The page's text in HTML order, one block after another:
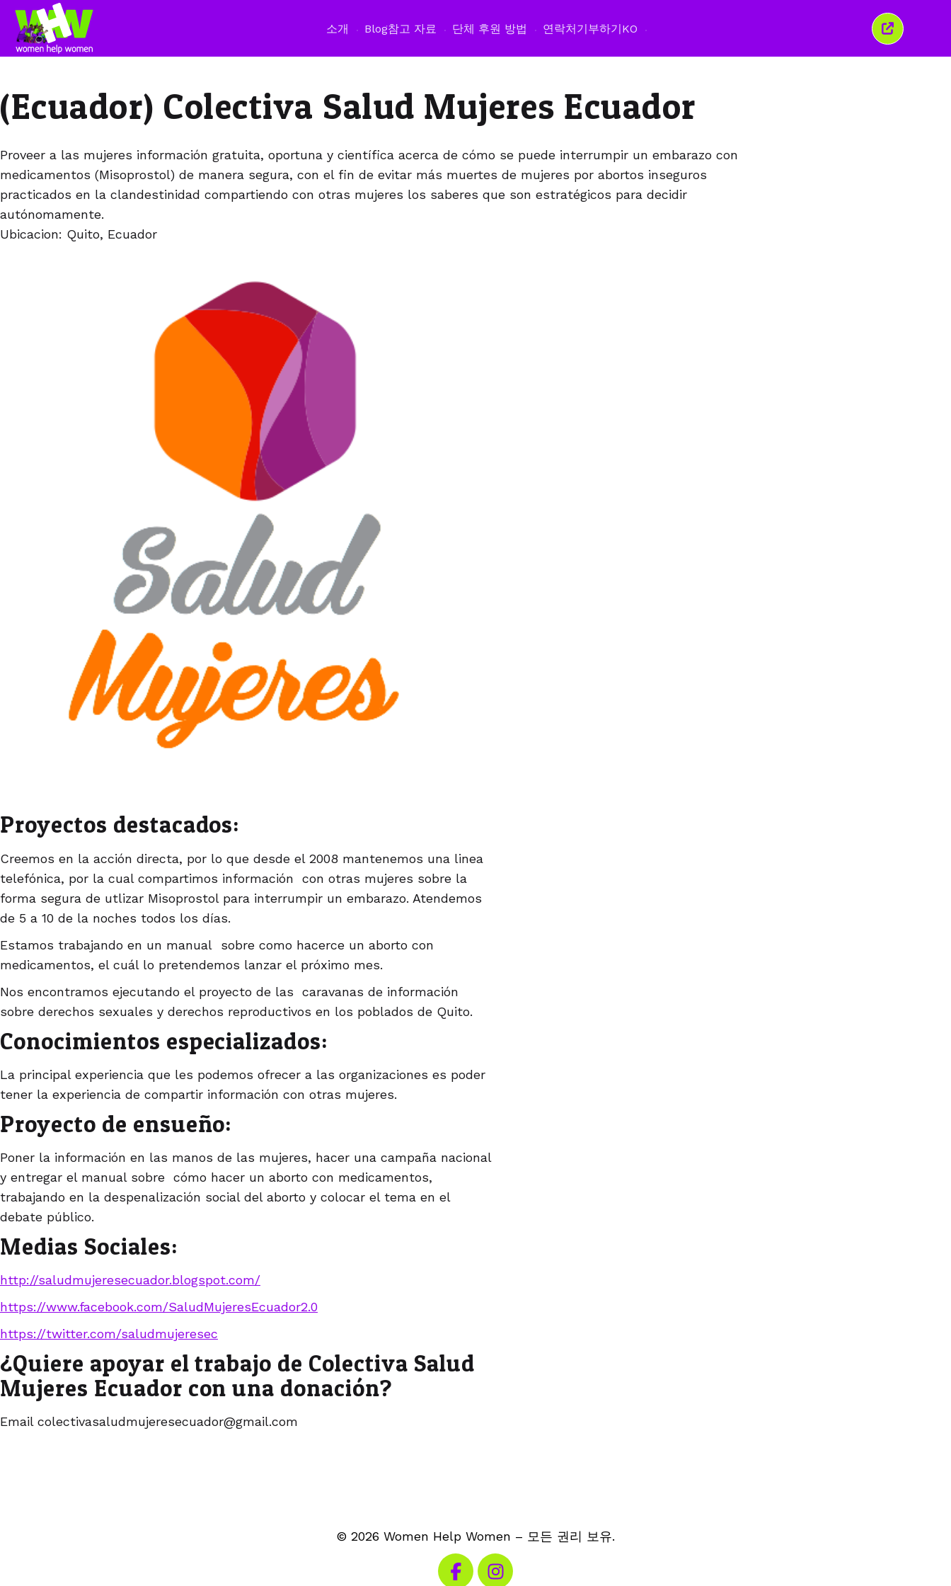
소개 Blog참고 자료 단체 후원 방법 연락처기부하기KO
이
창
(Ecuador) Colectiva Salud Mujeres Ecuador
Proveer a las mujeres información gratuita, oportuna y científica acerca de cómo se puede interrumpir un embarazo con
medicamentos (Misoprostol) de manera segura, con el fin de evitar más muertes de mujeres por abortos inseguros
practicados en la clandestinidad compartiendo con otras mujeres los saberes que son estratégicos para decidir
autónomamente.
Ubicacion: Quito, Ecuador
Proyectos destacados:
Creemos en la acción directa, por lo que desde el 2008 mantenemos una linea
telefónica, por la cual compartimos información con otras mujeres sobre la
forma segura de utlizar Misoprostol para interrumpir un embarazo. Atendemos
de 5 a 10 de la noches todos los días.
Estamos trabajando en un manual sobre como hacerce un aborto con
medicamentos, el cuál lo pretendemos lanzar el próximo mes.
Nos encontramos ejecutando el proyecto de las caravanas de información
sobre derechos sexuales y derechos reproductivos en los poblados de Quito.
Conocimientos especializados:
La principal experiencia que les podemos ofrecer a las organizaciones es poder
tener la experiencia de compartir información con otras mujeres.
Proyecto de ensueño:
Poner la información en las manos de las mujeres, hacer una campaña nacional
y entregar el manual sobre cómo hacer un aborto con medicamentos,
trabajando en la despenalización social del aborto y colocar el tema en el
debate público.
Medias Sociales:
http://saludmujeresecuador.blogspot.com/
https://www.facebook.com/SaludMujeresEcuador2.0
https://twitter.com/saludmujeresec
¿Quiere apoyar el trabajo de Colectiva Salud
Mujeres Ecuador con una donación?
Email colectivasaludmujeresecuador@gmail.com
© 2026 Women Help Women – 모든 권리 보유.
페이스북 방문하기
인스타그램 방문하기